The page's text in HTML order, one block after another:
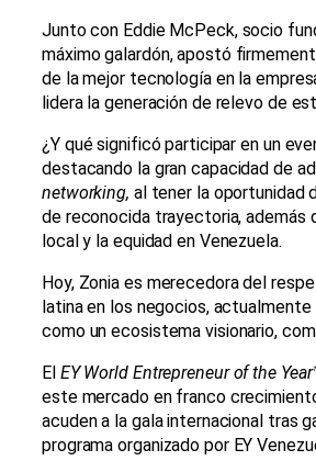
Junto con Eddie McPeck, socio
máximo galardón, apostó
de la mejor tecnología en la
lidera la generación de relevo de
¿Y qué significó participar en un
destacando la gran capacidad de
networking, al tener la oportunidad
de reconocida trayectoria, además
local y la equidad en Venezuela.
Hoy, Zonia es merecedora del
latina en los negocios,
como un ecosistema visionario,
El EY World Entrepreneur of the
este mercado en franco
acuden a la gala internacional tras
programa organizado por EY